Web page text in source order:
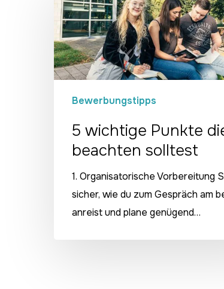
wichtige
Punkte
die
du
beachten
solltest
Bewerbungstipps
5 wichtige Punkte
beachten solltest
1. Organisatorische Vorbereitung
sicher, wie du zum Gespräch am
anreist und plane genügend…